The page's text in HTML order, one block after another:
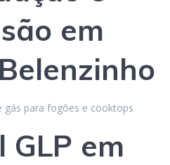
em
gás para fogões e cooktops
GLP em